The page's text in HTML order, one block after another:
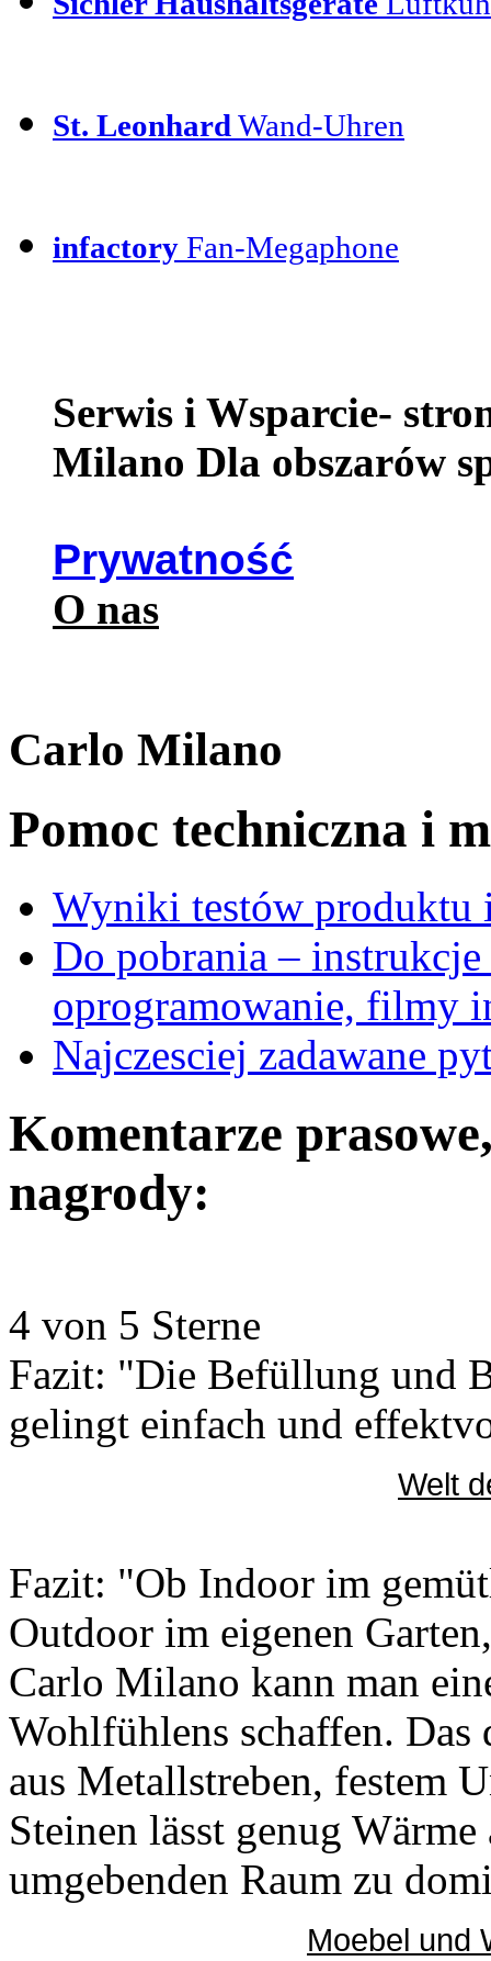
St. Leonhard Wand-Uhren
infactory Fan-Megaphone
Serwis i Wsparcie-
Milano Dla obszarów
Prywatność
O nas
Carlo Milano
Pomoc techniczna i
Wyniki testów produktu
Do pobrania –
oprogramowanie, filmy
Najczesciej zadawane
Komentarze
nagrody:
4 von 5 Sterne
Fazit: "Die Befüllung und
gelingt einfach und
Welt
Fazit: "Ob Indoor im
Outdoor im eigenen
Carlo Milano kann man
Wohlfühlens schaffen.
aus Metallstreben, festem
Steinen lässt genug
umgebenden Raum zu
Moebel und